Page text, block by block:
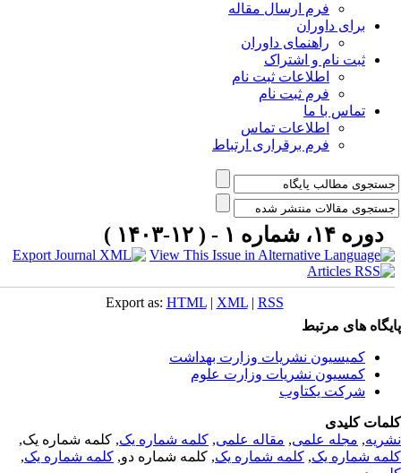
فرم ارسال مقاله
برای داوران
راهنمای داوران
ثبت نام و اشتراک
اطلاعات ثبت نام
فرم ثبت نام
تماس با ما
اطلاعات تماس
فرم برقراری ارتباط
دوره ۱۴، شماره ۱ - ( ۱۲-۱۴۰۳ )
Export as:HTML |XML|RSS
های مرتبط
کمیسیون نشریات وزارت بهداشت
کمسیون نشریات وزارت علوم
شرکت یکتاوب
کلیدی
,مجله علمی, مقاله علمی, کلمه شماره یک, کلمه شماره یک,
شماره یک,کلمه شماره یک, کلمه شماره دو,کلمه شماره یک,